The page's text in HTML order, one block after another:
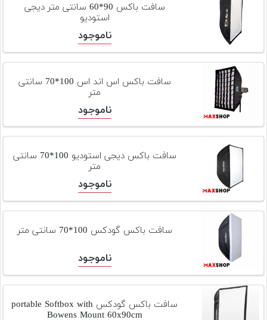
سافت باکس 90*60 سانتی متر دیجی
استودیو
ناموجود
سافت باکس اس اند اس 100*70 سانتی
متر
ناموجود
سافت باکس دیجی استودیو 100*70 سانتی
متر
ناموجود
سافت باکس گودکس 100*70 سانتی متر
ناموجود
سافت باکس گودکس portable Softbox with
Bowens Mount 60x90cm